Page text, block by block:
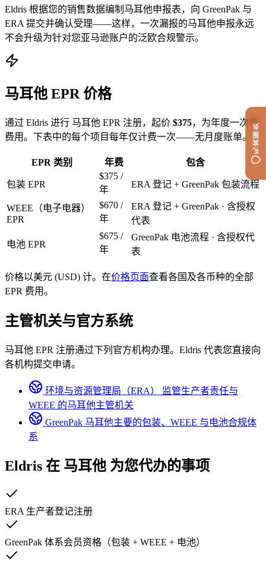
Eldris 根据您的销售数据编制马耳他申报表，向 GreenPak 与
ERA 提交并确认受理——这样，一次漏报的马耳他申报永远
不会升级为针对您亚马逊账户的泛欧合规警示。
马耳他 EPR 价格
通过 Eldris 进行 马耳他 EPR 注册，起价 $375，为年度一次性
费用。下表中的每个项目每年仅计费一次——无月度账单。
EPR 类别 年费 包含
包装 EPR
$375 /
年
ERA 登记 + GreenPak 包装流程
WEEE（电子电器）
EPR
$670 /
年
ERA 登记 + GreenPak · 含授权
代表
电池 EPR
$675 /
年
GreenPak 电池流程 · 含授权代
表
价格以美元 (USD) 计。在价格页面查看各国及各币种的全部
EPR 费用。
主管机关与官方系统
马耳他 EPR 注册通过下列官方机构办理。Eldris 代表您直接向
各机构提交申请。
环境与资源管理局（ERA）
监管生产者责任与
WEEE 的马耳他主管机关
GreenPak 马耳他主要的包装、WEEE 与电池合规体
系
Eldris 在 马耳他 为您代办的事项
ERA 生产者登记注册
GreenPak 体系会员资格（包装 + WEEE + 电池）
礼宾服务